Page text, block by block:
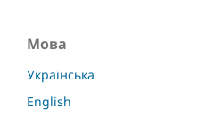
Мова
Українська
English